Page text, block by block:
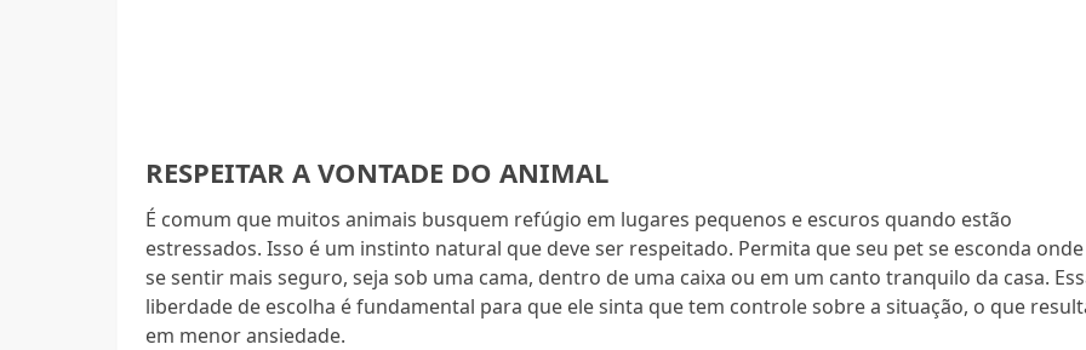
RESPEITAR A VONTADE DO ANIMAL
É comum que muitos animais busquem refúgio em lugares pequenos e escuros quando estão
estressados. Isso é um instinto natural que deve ser respeitado. Permita que seu pet se esconda onde
se sentir mais seguro, seja sob uma cama, dentro de uma caixa ou em um canto tranquilo da casa.
liberdade de escolha é fundamental para que ele sinta que tem controle sobre a situação, o que
em menor ansiedade.